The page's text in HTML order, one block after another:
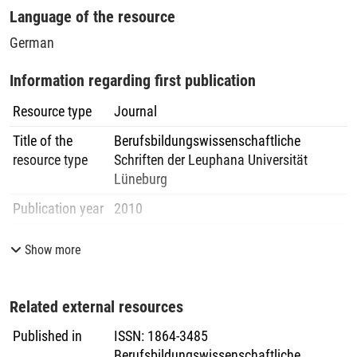
Language of the resource
German
Information regarding first publication
Resource type
Journal
Title of the
resource type
Berufsbildungswissenschaftliche
Schriften der Leuphana Universität
Lüneburg
Publication year
2010
Publisher
Wirtschaftspädagogik der Leuphana
Universität Lüneburg
Show more
Related external resources
Published in ISSN: 1864-3485